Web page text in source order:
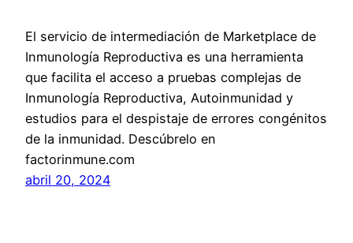
El servicio de intermediación de Marketplace de
Inmunología Reproductiva es una herramienta
que facilita el acceso a pruebas complejas de
Inmunología Reproductiva, Autoinmunidad y
estudios para el despistaje de errores congénitos
de la inmunidad. Descúbrelo en
factorinmune.com
abril 20, 2024